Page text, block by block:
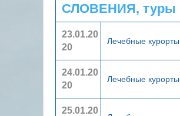
СЛОВЕНИЯ, туры
23.01.20
20
Лечебные
24.01.20
20
Лечебные
25.01.20